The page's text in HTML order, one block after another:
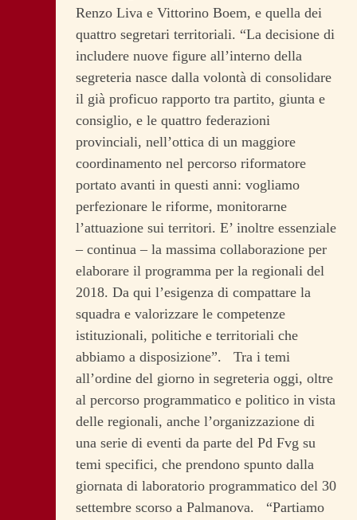
Renzo Liva e Vittorino Boem, e quella dei
quattro segretari territoriali. “La decisione di
includere nuove figure all’interno della
segreteria nasce dalla volontà di consolidare
il già proficuo rapporto tra partito, giunta e
consiglio, e le quattro federazioni
provinciali, nell’ottica di un maggiore
coordinamento nel percorso riformatore
portato avanti in questi anni: vogliamo
perfezionare le riforme, monitorarne
l’attuazione sui territori. E’ inoltre essenziale
– continua – la massima collaborazione per
elaborare il programma per la regionali del
2018. Da qui l’esigenza di compattare la
squadra e valorizzare le competenze
istituzionali, politiche e territoriali che
abbiamo a disposizione”. Tra i temi
all’ordine del giorno in segreteria oggi, oltre
al percorso programmatico e politico in vista
delle regionali, anche l’organizzazione di
una serie di eventi da parte del Pd Fvg su
temi specifici, che prendono spunto dalla
giornata di laboratorio programmatico del 30
settembre scorso a Palmanova. “Partiamo